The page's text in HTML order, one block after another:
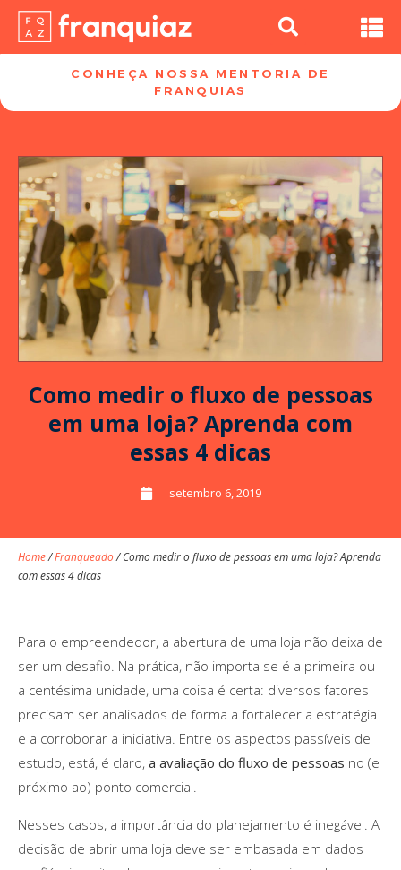
CONHEÇA NOSSA MENTORIA DE
FRANQUIAS​
Como medir o fluxo de pessoas
em uma loja? Aprenda com
essas 4 dicas
setembro 6, 2019
Home/Franqueado/Como medir o fluxo de pessoas em uma loja? Aprenda
com essas 4 dicas
Para o empreendedor, a abertura de uma loja não deixa de
ser um desafio. Na prática, não importa se é a primeira ou
a centésima unidade, uma coisa é certa: diversos fatores
precisam ser analisados de forma a fortalecer a estratégia
e a corroborar a iniciativa. Entre os aspectos passíveis de
estudo, está, é claro, a avaliação do fluxo de pessoas no (e
próximo ao) ponto comercial.
Nesses casos, a importância do planejamento é inegável. A
decisão de abrir uma loja deve ser embasada em dados